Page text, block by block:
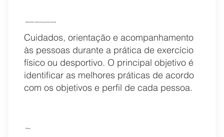
Körperliche Vorbereitung (personalisiert)
Cuidados, orientação e acompanhamento
às pessoas durante a prática de exercício
físico ou desportivo. O principal objetivo é
identificar as melhores práticas de acordo
com os objetivos e perfil de cada pessoa.
Pflege